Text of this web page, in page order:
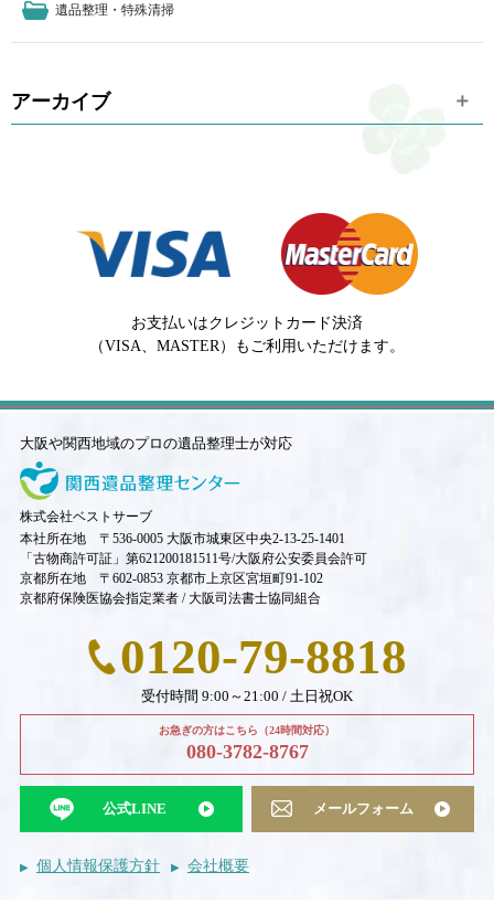
遺品整理・特殊清掃
アーカイブ
お支払いはクレジットカード決済
（VISA、MASTER）もご利用いただけます。
大阪や関西地域のプロの遺品整理士が対応
株式会社ベストサーブ
本社所在地 〒536-0005 大阪市城東区中央2-13-25-1401
「古物商許可証」第621200181511号/大阪府公安委員会許可
京都所在地 〒602-0853 京都市上京区宮垣町91-102
京都府保険医協会指定業者 / 大阪司法書士協同組合
0120-79-8818
受付時間 9:00～21:00 / 土日祝OK
お急ぎの方はこちら（24時間対応）
080-3782-8767
公式LINE メールフォーム
個人情報保護方針 会社概要